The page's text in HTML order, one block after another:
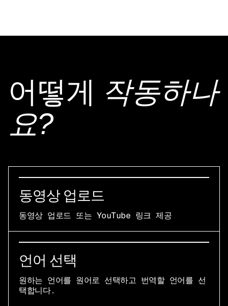
어떻게 작동하나
요?
동영상 업로드
동영상 업로드 또는 YouTube 링크 제공
언어 선택
원하는 언어를 원어로 선택하고 번역할 언어를 선
택합니다.